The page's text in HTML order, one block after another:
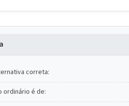
correta:
ordinário é de: